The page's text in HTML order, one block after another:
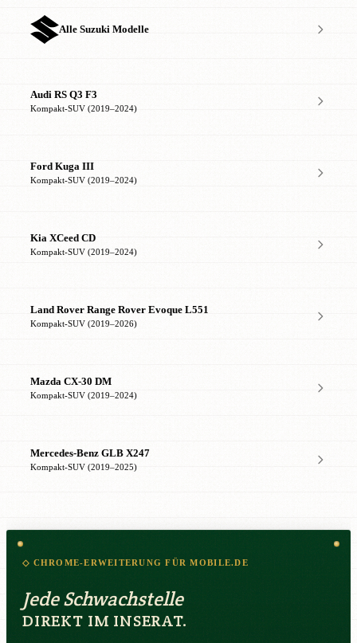
Alle Suzuki Modelle
Audi RS Q3 F3
Kompakt-SUV (2019–2024)
Ford Kuga III
Kompakt-SUV (2019–2024)
Kia XCeed CD
Kompakt-SUV (2019–2024)
Land Rover Range Rover Evoque L551
Kompakt-SUV (2019–2026)
Mazda CX-30 DM
Kompakt-SUV (2019–2024)
Mercedes-Benz GLB X247
Kompakt-SUV (2019–2025)
◇ CHROME-ERWEITERUNG FÜR MOBILE.DE
Jede Schwachstelle
DIREKT IM INSERAT.